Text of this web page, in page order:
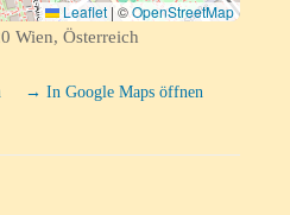
Leaflet | ©OpenStreetMap
Wien, Österreich
→ In Google Maps öffnen